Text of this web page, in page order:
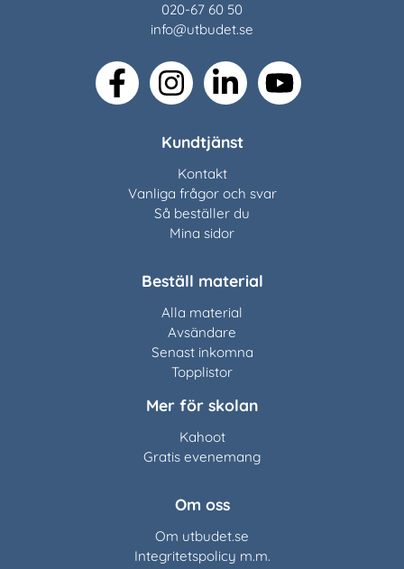
020-67 60 50
info@utbudet.se
facebookinstagramlinkedin youtube
Kundtjänst
Kontakt
Vanliga frågor och svar
Så beställer du
Mina sidor
Beställ material
Alla material
Avsändare
Senast inkomna
Topplistor
Mer för skolan
Kahoot
Gratis evenemang
Om oss
Om utbudet.se
Integritetspolicy m.m.